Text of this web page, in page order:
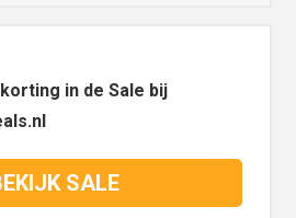
in de Sale bij
SALE